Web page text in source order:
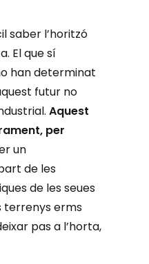
saber l’horitzó
El que sí
han determinat
futur no
Aquest
per
un
de les
de les seues
terrenys erms
pas a l’horta,